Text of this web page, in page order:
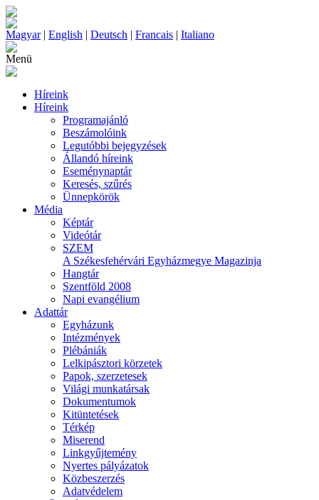
Magyar| English | Deutsch | Francais | Italiano
Menü
Híreink
Híreink
Programajánló
Beszámolóink
Legutóbbi bejegyzések
Állandó híreink
Eseménynaptár
Keresés, szűrés
Ünnepkörök
Média
Képtár
Videótár
SZEM
A Székesfehérvári Egyházmegye Magazinja
Hangtár
Szentföld 2008
Napi evangélium
Adattár
Egyházunk
Intézmények
Plébániák
Lelkipásztori körzetek
Papok, szerzetesek
Világi munkatársak
Dokumentumok
Kitüntetések
Térkép
Miserend
Linkgyűjtemény
Nyertes pályázatok
Közbeszerzés
Adatvédelem